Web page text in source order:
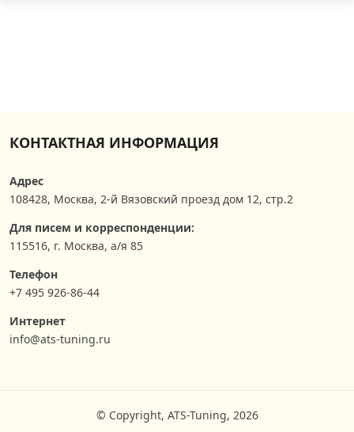
КОНТАКТНАЯ ИНФОРМАЦИЯ
Адрес
108428, Москва, 2-й Вязовский проезд дом 12, стр.2
Для писем и корреспонденции:
115516, г. Москва, а/я 85
Телефон
+7 495 926-86-44
Интернет
info@ats-tuning.ru
© Copyright, ATS-Tuning, 2026